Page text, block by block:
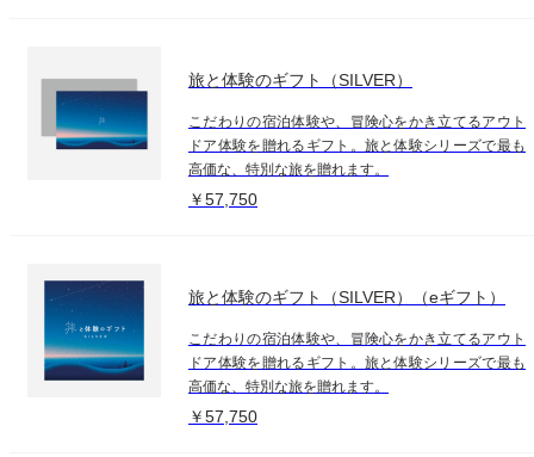
旅と体験のギフト（SILVER）
こだわりの宿泊体験や、冒険心をかき立てるアウト
ドア体験を贈れるギフト。旅と体験シリーズで最も
高価な、特別な旅を贈れます。
￥57,750
旅と体験のギフト（SILVER）（eギフト）
こだわりの宿泊体験や、冒険心をかき立てるアウト
ドア体験を贈れるギフト。旅と体験シリーズで最も
高価な、特別な旅を贈れます。
￥57,750